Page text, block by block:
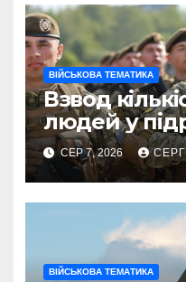
ВІЙСЬКОВА ТЕМАТИКА
Взвод
людей у
СЕР 7, 2026
ВІЙСЬКОВА ТЕМАТИКА